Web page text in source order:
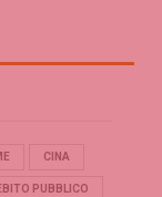
CINA
PUBBLICO